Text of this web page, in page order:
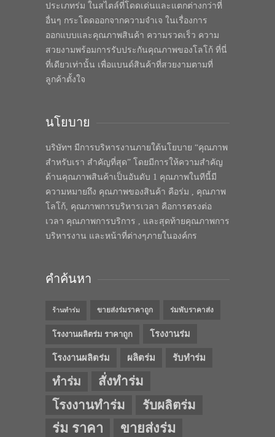
ประเภทร่ม ในสไตล์ที่โดดเด่นและแตกต่างกว่าที่
อื่นๆ กระโดดออกจากความจำเจ ในเรื่องการ
ออกแบบและคุณภาพสินค้า ความรวดเร็ว ความ
สวยงามพร้อมการรับประกันคุณภาพของโลโก้ ที่นี่
ที่เดียวเท่านั้น เพื่อแบนด์สินค้าที่สวยงามตามที่
ลูกค้าตั้งใจ
นโยบาย
บริษัทฯ มีการบริหารงานภายใต้นโยบาย “คุณภาพ
สำหรับเรา สำคัญที่สุด” โดยมีการให้ความสำคัญ
ด้านคุณภาพสินค้าเป็นอันดับ 1 คุณภาพในทีนี้มี
ความหมายถึง คุณภาพของสินค้า คือร่ม , คุณภาพ
โลโก้, คุณภาพการบริหารเวลา คือการตรงต่อ
เวลา คุณภาพการบริการ , และสุดท้ายคุณภาพการ
บริหารงาน และหน้าที่ต่างๆภายในองค์กร
คำค้นหา
ร้านทำร่ม ขายส่งร่มราคาถูก ร่มพับราคาส่ง
โรงงานผลิตร่ม ราคาถูก โรงงานร่ม
โรงงานผลิตร่ม ผลิตร่ม รับทำร่ม
ทำร่ม
สั่งทำร่ม
โรงงานทำร่ม
รับผลิตร่ม
ร่ม ราคา ขายส่งร่ม